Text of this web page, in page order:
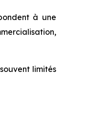
à une
limités